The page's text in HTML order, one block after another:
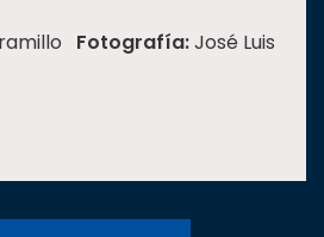
Fotografía:José Luis